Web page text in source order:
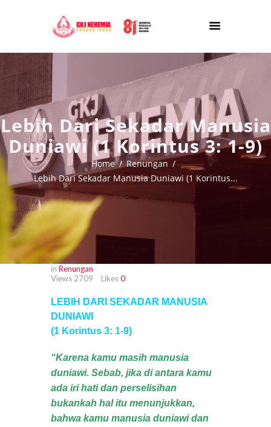
Lebih Dari Sekadar Manusia
Duniawi (1 Korintus 3: 1-9)
Home
Renungan
Lebih Dari Sekadar Manusia Duniawi (1 Korintus...
in Renungan
Views 2709 Likes0
LEBIH DARI SEKADAR MANUSIA
DUNIAWI
(1 Korintus 3: 1-9)
“Karena kamu masih manusia
duniawi. Sebab, jika di antara kamu
ada iri hati dan perselisihan
bukankah hal itu menunjukkan,
bahwa kamu manusia duniawi dan